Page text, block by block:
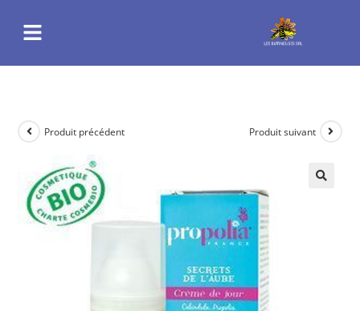
Produit précédent Produit suivant